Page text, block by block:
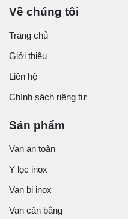
Về chúng tôi
Trang chủ
Giới thiệu
Liên hệ
Chính sách riêng tư
Sản phẩm
Van an toàn
Y lọc inox
Van bi inox
Van cân bằng